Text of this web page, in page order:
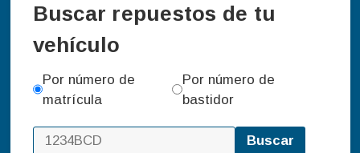
Buscar repuestos de tu
vehículo
Por número de
matrícula
Por número de
bastidor
Buscar